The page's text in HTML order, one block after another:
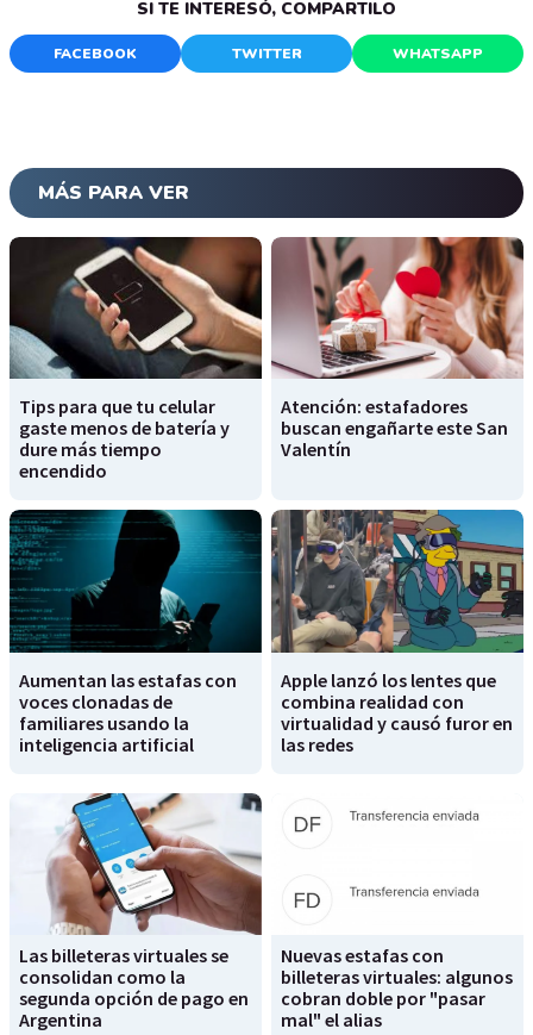
SI TE INTERESÓ, COMPARTILO
FACEBOOK TWITTER WHATSAPP
MÁS PARA VER
Tips para que tu celular
gaste menos de batería y
dure más tiempo
encendido
Atención: estafadores
buscan engañarte este San
Valentín
Aumentan las estafas con
voces clonadas de
familiares usando la
inteligencia artificial
Apple lanzó los lentes que
combina realidad con
virtualidad y causó furor en
las redes
Las billeteras virtuales se
consolidan como la
segunda opción de pago en
Argentina
Nuevas estafas con
billeteras virtuales: algunos
cobran doble por "pasar
mal" el alias